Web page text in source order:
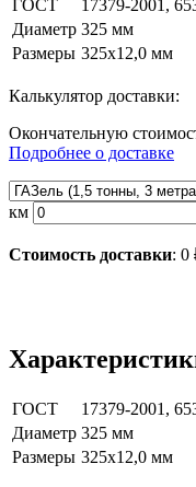
ГОСТ
17379-2001,
Диаметр 325 мм
Размеры 325х12,0 мм
Калькулятор доставки:
Окончательную
Подробнее о доставке
км
Стоимость доставки: 0
ГОСТ
17379-2001,
Диаметр 325 мм
Размеры 325х12,0 мм